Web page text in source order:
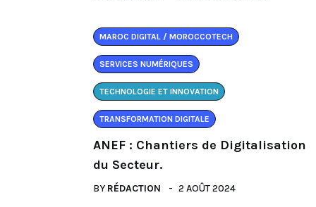
MAROC DIGITAL / MOROCCOTECH
SERVICES NUMÉRIQUES
TECHNOLOGIE ET INNOVATION
TRANSFORMATION DIGITALE
ANEF : Chantiers de Digitalisation
du Secteur.
BY RÉDACTION 2 AOÛT 2024